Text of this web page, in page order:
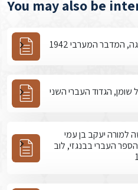
You may also be
שומן, הגדוד העברי השני
למורה יעקב בן עמי
העברי בבנגזי, לוב